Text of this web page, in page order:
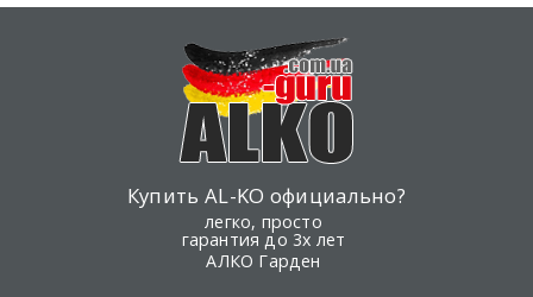
Купить AL-KO официально?
легко, просто
гарантия до 3х лет
АЛКО Гарден